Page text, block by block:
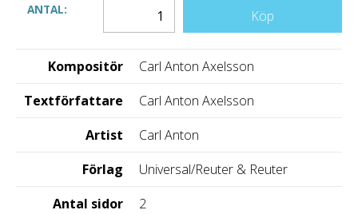
ANTAL:
Köp
Kompositör
Carl Anton Axelsson
Textförfattare
Carl Anton Axelsson
Artist
Carl Anton
Förlag
Universal/Reuter & Reuter
Antal sidor
2